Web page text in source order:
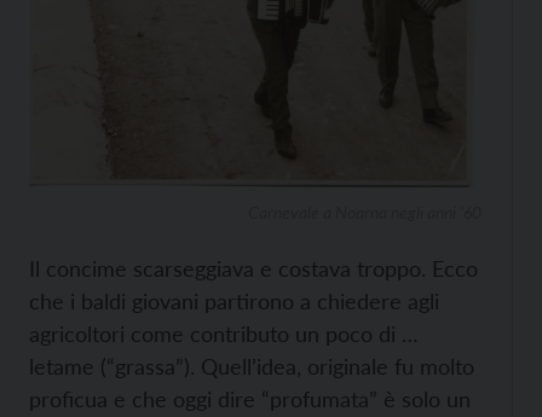
Il concime scarseggiava e costava troppo. Ecco
che i baldi giovani partirono a chiedere agli
agricoltori come contributo un poco di …
letame (“grassa”). Quell’idea, originale fu molto
proficua e che oggi dire “profumata” è solo un